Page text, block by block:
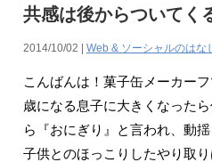
共感は後からついてく
2014/10/02 | Web & ソーシャルのはな
こんばんは！菓子缶メーカー
歳になる息子に大きくなった
ら『おにぎり』と言われ、動
子供とのほっこりしたやり取